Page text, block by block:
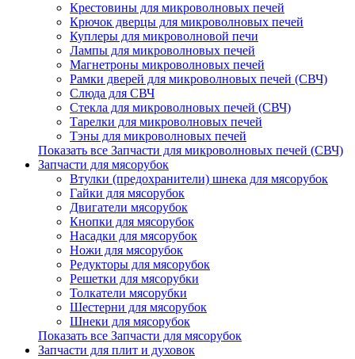
Крестовины для микроволновых печей
Крючок дверцы для микроволновых печей
Куплеры для микроволновой печи
Лампы для микроволновых печей
Магнетроны микроволновых печей
Рамки дверей для микроволновых печей (СВЧ)
Слюда для СВЧ
Стекла для микроволновых печей (СВЧ)
Тарелки для микроволновых печей
Тэны для микроволновых печей
Показать все Запчасти для микроволновых печей (СВЧ)
Запчасти для мясорубок
Втулки (предохранители) шнека для мясорубок
Гайки для мясорубок
Двигатели мясорубок
Кнопки для мясорубок
Насадки для мясорубок
Ножи для мясорубок
Редукторы для мясорубок
Решетки для мясорубки
Толкатели мясорубки
Шестерни для мясорубок
Шнеки для мясорубок
Показать все Запчасти для мясорубок
Запчасти для плит и духовок